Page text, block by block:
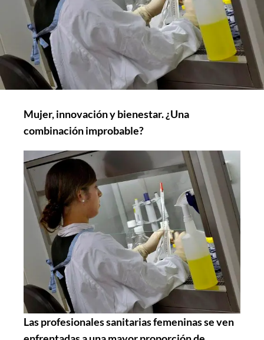
Mujer, innovación y bienestar. ¿Una
combinación improbable?
Las profesionales sanitarias femeninas se ven